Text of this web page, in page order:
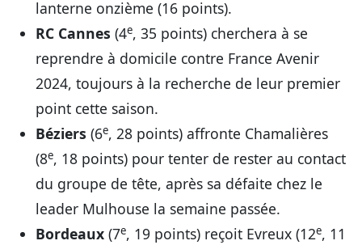
lanterne onzième (16 points).
RC Cannes (4e, 35 points) cherchera à se
reprendre à domicile contre France Avenir
2024, toujours à la recherche de leur premier
point cette saison.
Béziers (6e, 28 points) affronte Chamalières
(8e, 18 points) pour tenter de rester au contact
du groupe de tête, après sa défaite chez le
leader Mulhouse la semaine passée.
Bordeaux (7e, 19 points) reçoit Evreux (12e, 11